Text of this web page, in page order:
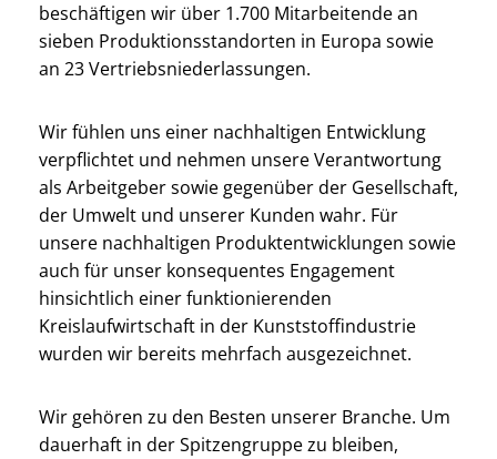
beschäftigen wir über 1.700 Mitarbeitende an
sieben Produktionsstandorten in Europa sowie
an 23 Vertriebsniederlassungen.
Wir fühlen uns einer nachhaltigen Entwicklung
verpflichtet und nehmen unsere Verantwortung
als Arbeitgeber sowie gegenüber der Gesellschaft,
der Umwelt und unserer Kunden wahr. Für
unsere nachhaltigen Produktentwicklungen sowie
auch für unser konsequentes Engagement
hinsichtlich einer funktionierenden
Kreislaufwirtschaft in der Kunststoffindustrie
wurden wir bereits mehrfach ausgezeichnet.
Wir gehören zu den Besten unserer Branche. Um
dauerhaft in der Spitzengruppe zu bleiben,